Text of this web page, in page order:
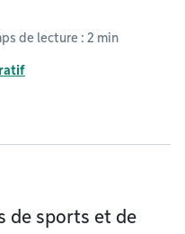
de lecture : 2 min
de sports et de